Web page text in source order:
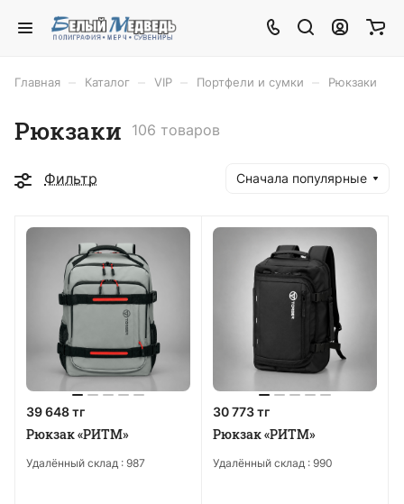
Главная Каталог VIP Портфели и сумки Рюкзаки
Рюкзаки 106 товаров
Фильтр Сначала популярные
39 648 тг
Рюкзак «РИТМ»
Удалённый склад : 987
30 773 тг
Рюкзак «РИТМ»
Удалённый склад : 990